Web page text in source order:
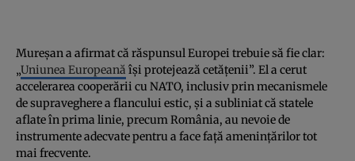
Mureșan a afirmat că răspunsul Europei trebuie să fie clar:
„Uniunea Europeană îşi protejează cetăţenii”. El a cerut
accelerarea cooperării cu NATO, inclusiv prin mecanismele
de supraveghere a flancului estic, și a subliniat că statele
aflate în prima linie, precum România, au nevoie de
instrumente adecvate pentru a face față amenințărilor tot
mai frecvente.